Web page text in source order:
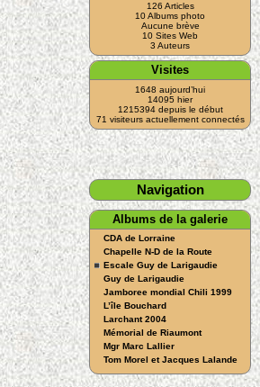
126 Articles
10 Albums photo
Aucune brève
10 Sites Web
3 Auteurs
Visites
1648 aujourd’hui
14095 hier
1215394 depuis le début
71 visiteurs actuellement connectés
Navigation
Albums de la galerie
CDA de Lorraine
Chapelle N-D de la Route
Escale Guy de Larigaudie
Guy de Larigaudie
Jamboree mondial Chili 1999
L’île Bouchard
Larchant 2004
Mémorial de Riaumont
Mgr Marc Lallier
Tom Morel et Jacques Lalande